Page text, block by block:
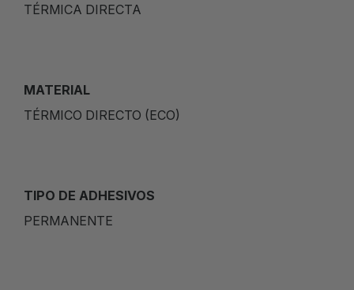
TÉRMICA DIRECTA
MATERIAL
TÉRMICO DIRECTO (ECO)
TIPO DE ADHESIVOS
PERMANENTE